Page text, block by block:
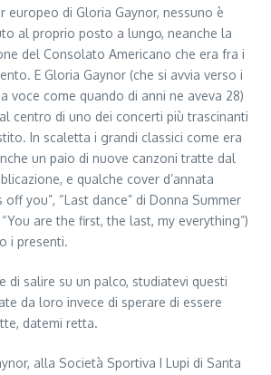
europeo di Gloria Gaynor, nessuno è
al proprio posto a lungo, neanche la
del Consolato Americano che era fra i
E Gloria Gaynor (che si avvia verso i
voce come quando di anni ne aveva 28)
centro di uno dei concerti più trascinanti
In scaletta i grandi classici come era
un paio di nuove canzoni tratte dal
e qualche cover d’annata
off you”, “Last dance” di Donna Summer
are the first, the last, my everything”)
i presenti.
di salire su un palco, studiatevi questi
da loro invece di sperare di essere
datemi retta.
alla Società Sportiva I Lupi di Santa